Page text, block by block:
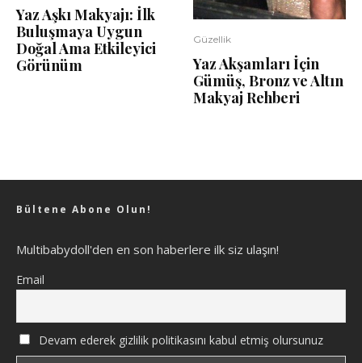
Yaz Aşkı Makyajı: İlk
Buluşmaya Uygun
Doğal Ama Etkileyici
Görünüm
Güzellik
Yaz Akşamları İçin
Gümüş, Bronz ve Altın
Makyaj Rehberi
Bültene Abone Olun!
Multibabydoll'den en son haberlere ilk siz ulaşın!
Email
Devam ederek gizlilik politikasını kabul etmiş olursunuz